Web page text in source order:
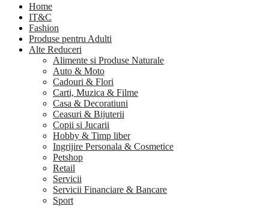
Home
IT&C
Fashion
Produse pentru Adulti
Alte Reduceri
Alimente si Produse Naturale
Auto & Moto
Cadouri & Flori
Carti, Muzica & Filme
Casa & Decoratiuni
Ceasuri & Bijuterii
Copii si Jucarii
Hobby & Timp liber
Ingrijire Personala & Cosmetice
Petshop
Retail
Servicii
Servicii Financiare & Bancare
Sport